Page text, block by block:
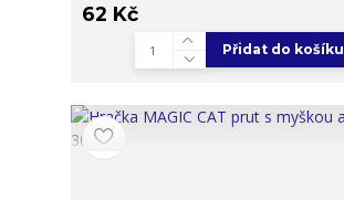
62 Kč
Přidat do košíku